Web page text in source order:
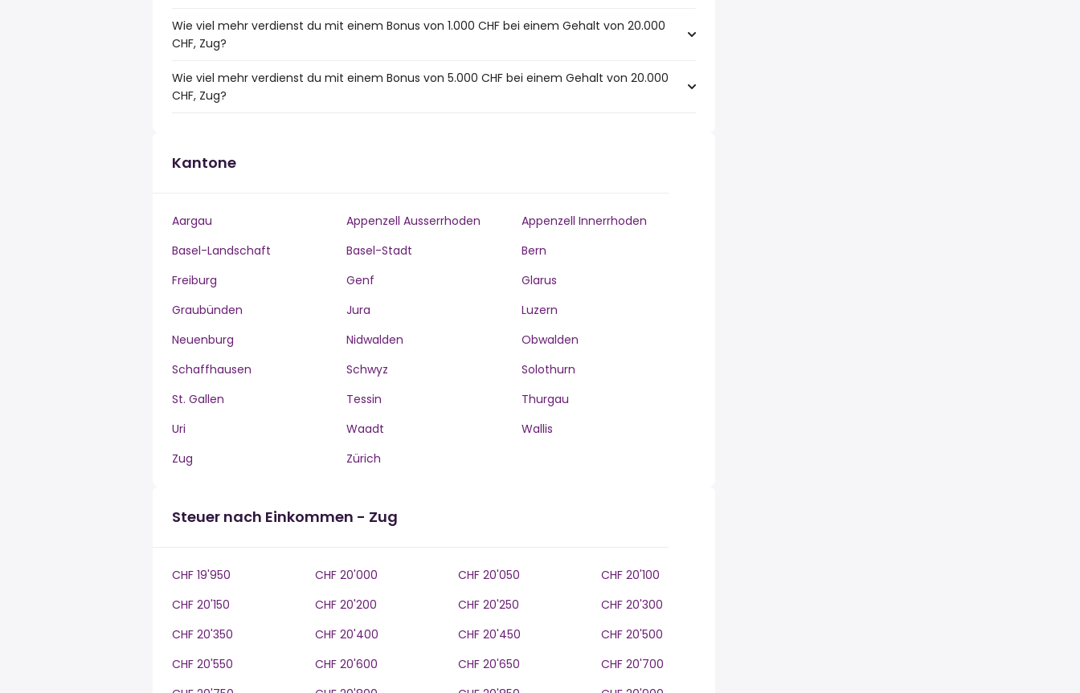
Wie viel mehr verdienst du mit einem Bonus von 1.000 CHF bei einem Gehalt von 20.000
CHF, Zug?
Wie viel mehr verdienst du mit einem Bonus von 5.000 CHF bei einem Gehalt von 20.000
CHF, Zug?
Kantone
Aargau Appenzell Ausserrhoden
Appenzell Innerrhoden
Basel-Landschaft
Basel-Stadt
Bern
Freiburg
Genf
Glarus
Graubünden
Jura
Luzern
Neuenburg
Nidwalden
Obwalden
Schaffhausen
Schwyz
Solothurn
St. Gallen
Tessin
Thurgau
Uri
Waadt
Wallis
Zug
Zürich
Steuer nach Einkommen - Zug
CHF 19'950 CHF 20'000 CHF 20'050
CHF 20'100
CHF 20'150
CHF 20'200 CHF 20'250
CHF 20'300
CHF 20'350
CHF 20'400 CHF 20'450
CHF 20'500
CHF 20'550
CHF 20'600 CHF 20'650
CHF 20'700